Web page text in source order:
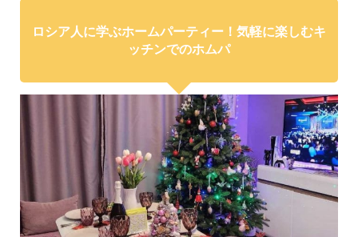
ロシア人に学ぶホームパーティー！気軽に楽しむキ
ッチンでのホムパ